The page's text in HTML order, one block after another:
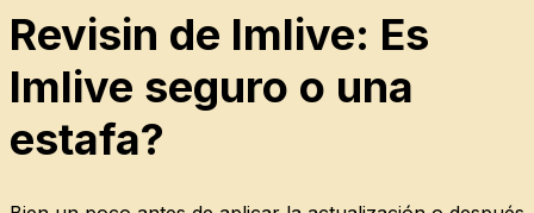
Revisin de Imlive: Es
Imlive seguro o una
estafa?